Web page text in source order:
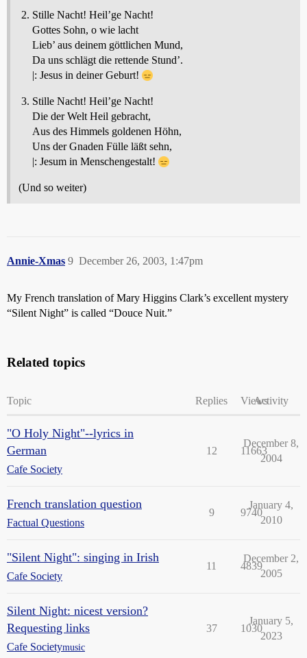
Stille Nacht! Heil’ge Nacht!
Gottes Sohn, o wie lacht
Lieb’ aus deinem göttlichen Mund,
Da uns schlägt die rettende Stund’.
|: Jesus in deiner Geburt!
Stille Nacht! Heil’ge Nacht!
Die der Welt Heil gebracht,
Aus des Himmels goldenen Höhn,
Uns der Gnaden Fülle läßt sehn,
|: Jesum in Menschengestalt!
(Und so weiter)
Annie-Xmas December 26, 2003, 1:47pm
9
My French translation of Mary Higgins Clark’s excellent mystery
“Silent Night” is called “Douce Nuit.”
Related topics
Topic Replies ViewsActivity
"O Holy Night"--lyrics in
German
Cafe Society
12 11663
December 8,
2004
French translation question
Factual Questions
9 9740
January 4,
2010
"Silent Night": singing in Irish
Cafe Society
11 4839
December 2,
2005
Silent Night: nicest version?
Requesting links
Cafe Societymusic
37 1030
January 5,
2023